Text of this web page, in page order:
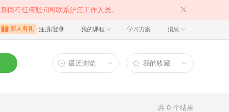
间有任何疑问可联系沪江工作人员。
注册/登录 我的课程 学习方案 消息
最近浏览 我的收藏
共 0 个结果